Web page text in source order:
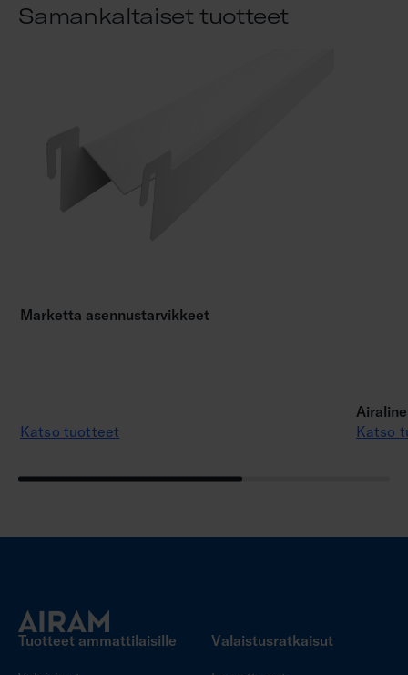
Samankaltaiset tuotteet
Marketta asennustarvikkeet
Katso tuotteet
Katso
Tuotteet ammattilaisille Valaistusratkaisut